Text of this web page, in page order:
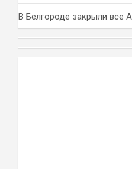
В Белгороде закрыли все